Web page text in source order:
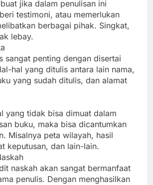
jika dalam penulisan ini
testimoni, atau memerlukan
berbagai pihak. Singkat,
lebay.
sangat penting dengan disertai
hal yang ditulis antara lain nama,
yang sudah ditulis, dan alamat
yang tidak bisa dimuat dalam
buku, maka bisa dicantumkan
Misalnya peta wilayah, hasil
keputusan, dan lain-lain.
naskah akan sangat bermanfaat
penulis. Dengan menghasilkan